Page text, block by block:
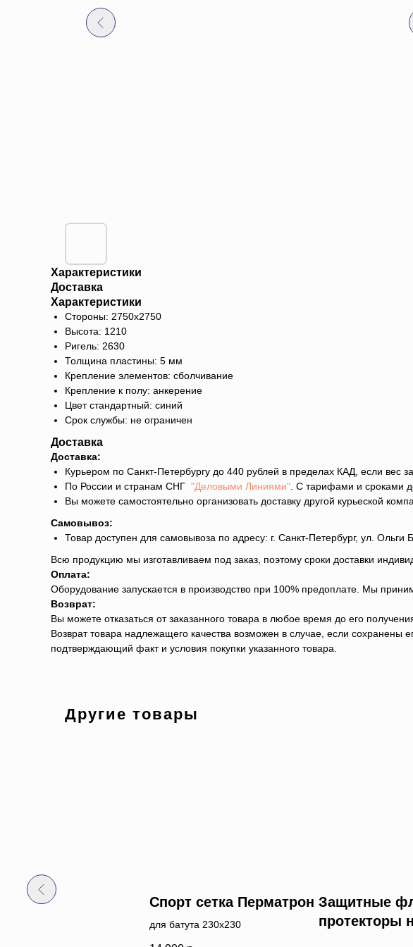
Характеристики
Доставка
Характеристики
Стороны: 2750х2750
Высота: 1210
Ригель: 2630
Толщина пластины: 5 мм
Крепление элементов: сболчивание
Крепление к полу: анкерение
Цвет стандартный: синий
Срок службы: не ограничен
Доставка
Доставка:
Курьером по Санкт-Петербургу до 440 рублей в пределах КАД, если вес
По России и странам СНГ "Деловыми Линиями" . С тарифами и сроками
Вы можете самостоятельно организовать доставку другой курьеской
Самовывоз:
Товар доступен для самовывоза по адресу: г. Санкт-Петербург, ул. Ольги
Всю продукцию мы изготавливаем под заказ, поэтому сроки доставки
Оплата:
Оборудование запускается в производство при 100% предоплате. Мы
Возврат:
Вы можете отказаться от заказанного товара в любое время до его
Возврат товара надлежащего качества возможен в случае, если сохранены
подтверждающий факт и условия покупки указанного товара.
Другие товары
маты на
Спорт сетка Перматрон
для батута 230х230
Защитные
протекторы